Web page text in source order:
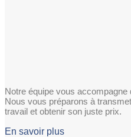
Notre équipe vous
Nous vous préparons à
travail et obtenir son juste prix.
En savoir plus